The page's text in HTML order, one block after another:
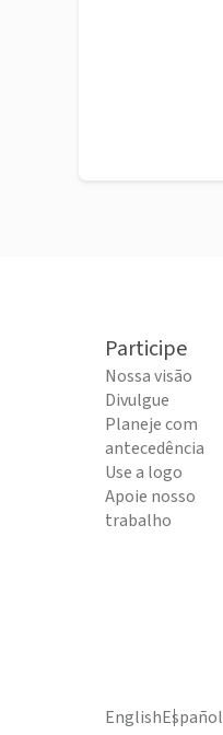
Participe
Nossa visão
Divulgue
Planeje com
antecedência
Use a logo
Apoie nosso
trabalho
EnglishEspañol